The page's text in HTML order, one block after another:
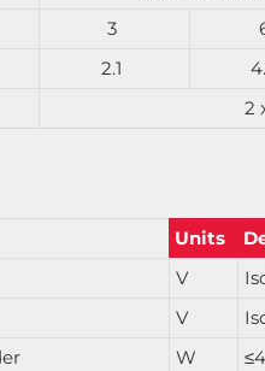
3
2.1
2
Units
V
V
W
≤4